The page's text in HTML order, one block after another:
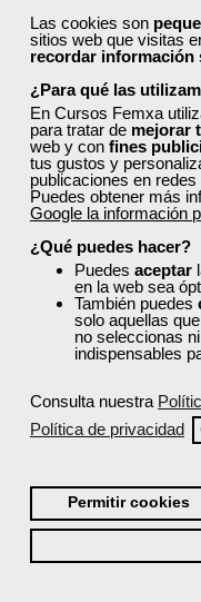
Las cookies son
sitios web que visitas
recordar información
¿Para qué las
En Cursos Femxa
para tratar de mejorar
web y con fines
tus gustos y
publicaciones en
Puedes obtener más
Google la información
¿Qué puedes hacer?
Puedes aceptar
en la web sea
También puedes
solo aquellas
no seleccionas
indispensables
Consulta nuestra
Política de privacidad
Permitir cookies
La cultura de la
El concepto
hostelero y
Sistemas de
Aspectos
El plan de
La gestión de la
Organización
Gestión por
Procesos de
de hostelería y
Procesos de
Gestión de
Evaluación
Propuestas
Requisitos De Acceso